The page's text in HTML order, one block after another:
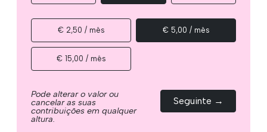
€ 2,50 / mês € 5,00 / mês
€ 15,00 / mês
Pode alterar o valor ou
cancelar as suas
contribuições em qualquer
altura.
Seguinte →